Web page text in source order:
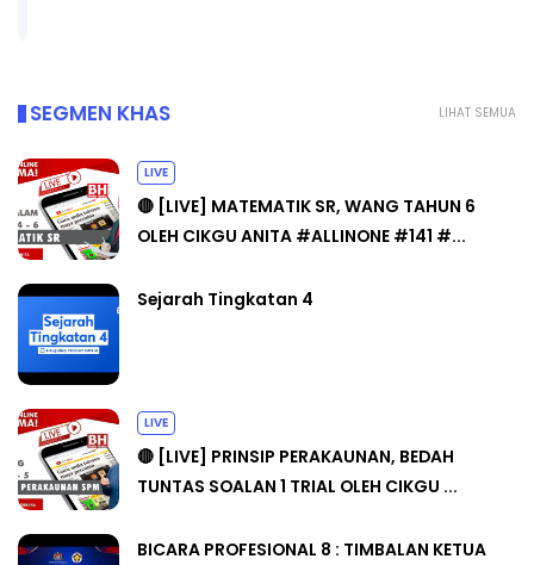
LIHAT SEMUA
SEGMEN KHAS
LIVE
🔴 [LIVE] MATEMATIK SR, WANG TAHUN 6
OLEH CIKGU ANITA #ALLINONE #141 #...
Sejarah Tingkatan 4
LIVE
🔴 [LIVE] PRINSIP PERAKAUNAN, BEDAH
TUNTAS SOALAN 1 TRIAL OLEH CIKGU ...
BICARA PROFESIONAL 8 : TIMBALAN KETUA